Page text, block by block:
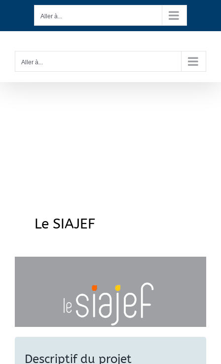
contenu
Aller à...
Aller à...
Le SIAJEF
Descriptif du projet